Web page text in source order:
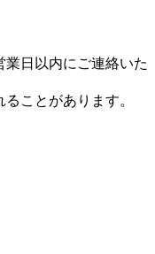
業日以内にご連絡いた
ことがあります。